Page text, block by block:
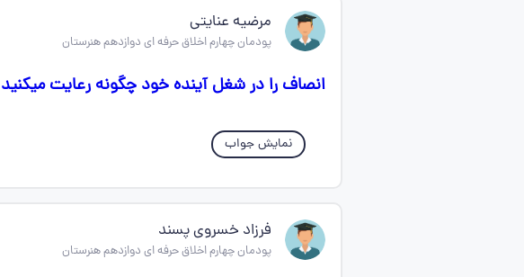
مرضیه عنایتی
پودمان چهارم اخلاق حرفه ای دوازدهم هنرستان
انصاف را در شغل آینده خود چگونه رعایت
نمایش جواب
فرزاد خسروی پسند
پودمان چهارم اخلاق حرفه ای دوازدهم هنرستان